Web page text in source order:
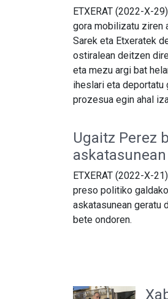
ETXERAT (2022-X-
gora mobilizatu ziren
Sarek eta Etxeratek
ostiralean deitzen
eta mezu argi bat
iheslari eta
prozesua egin ahal
Ugaitz Perez
ETXERAT (2022-X-
preso politiko
askatasunean geratu
bete ondoren.